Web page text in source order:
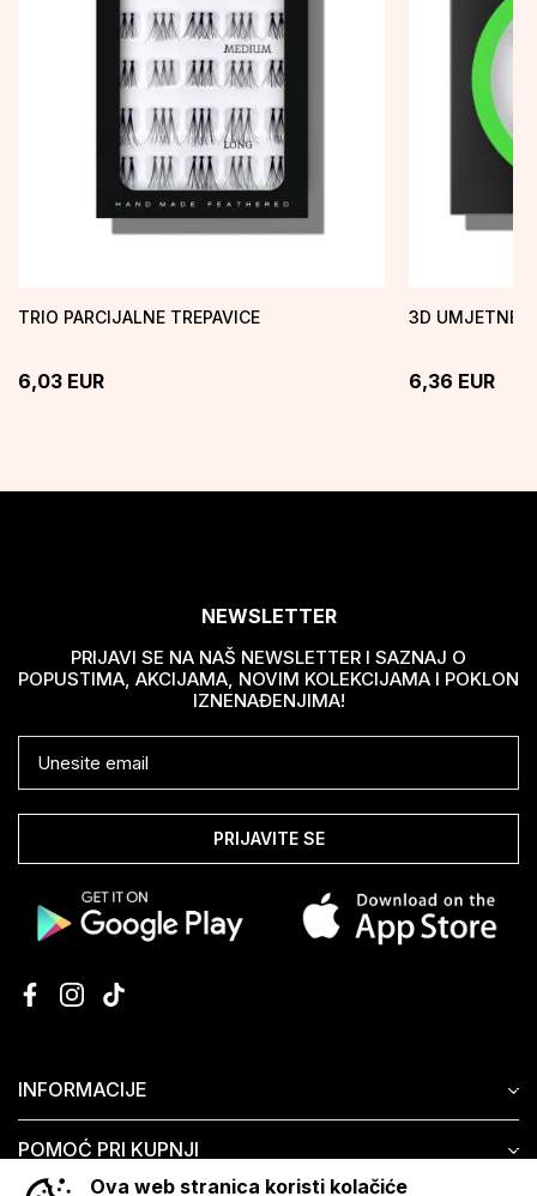
TRIO PARCIJALNE TREPAVICE
6,03 EUR
3D UMJETNE
6,36 EUR
INFORMACIJE
POMOĆ PRI KUPNJI
NEWSLETTER
PRIJAVI SE NA NAŠ NEWSLETTER I SAZNAJ O
POPUSTIMA, AKCIJAMA, NOVIM KOLEKCIJAMA I POKLON
IZNENAĐENJIMA!
PRIJAVITE SE
Ova web stranica koristi kolačiće